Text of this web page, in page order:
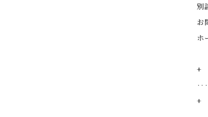
別
お
ホ
+
+